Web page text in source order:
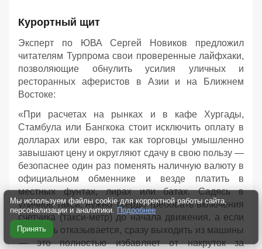
Курортный щит
Эксперт по ЮВА Сергей Новиков предложил
читателям Турпрома свои проверенные лайфхаки,
позволяющие обнулить усилия уличных и
ресторанных аферистов в Азии и на Ближнем
Востоке:
«При расчетах на рынках и в кафе Хургады,
Стамбула или Бангкока стоит исключить оплату в
долларах или евро, так как торговцы умышленно
завышают цену и округляют сдачу в свою пользу —
безопаснее один раз поменять наличную валюту в
официальном обменнике и везде платить в
местных фунтах, лирах или батах. Садясь в
уличное такси, нужно твердо требовать включения
счетчика (такси-метр) до начала движения, а если
водитель отказывается, сразу выходить из машины
— это полностью избавляет от накруток за
Мы используем файлы cookie для корректной работы сайта,
персонализации и аналитики. Подробнее
Принять